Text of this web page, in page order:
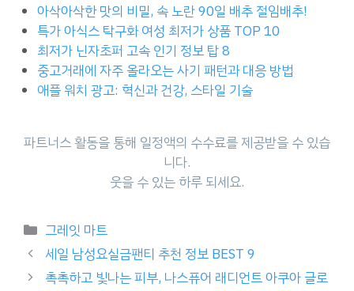
아삭아삭한 맛의 비밀, 속 노란 90일 배추 절임배추!
특가 아식스 탁구화 여성 최저가 상품 TOP 10
최저가 닌자초퍼 고속 인기 정보 탑 8
중고거래에 자주 올라오는 사기 패턴과 대응 방법
애플 워치 광고: 혁신과 건강, 스타일 기술
파트너스 활동을 통해 일정액의 수수료를 제공받을 수 있습
니다.
웃을 수 있는 하루 되세요.
Categories
그레잇 마트
세일 남성요실금팬티 추천 정보 BEST 9
촉촉하고 빛나는 피부, 나스퓨어 래디언트 아쿠아 글로